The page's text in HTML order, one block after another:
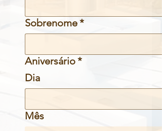
Sobrenome*
Aniversário*
Dia
Mês